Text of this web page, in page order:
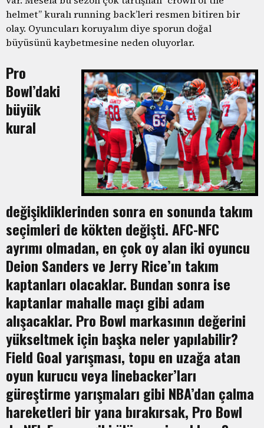
helmet” kuralı running back’leri resmen bitiren bir
olay. Oyuncuları koruyalım diye sporun doğal
büyüsünü kaybetmesine neden oluyorlar.
Pro
Bowl’daki
büyük
kural
değişikliklerinden sonra en sonunda takım
seçimleri de kökten değişti. AFC-NFC
ayrımı olmadan, en çok oy alan iki oyuncu
Deion Sanders ve Jerry Rice’ın takım
kaptanları olacaklar. Bundan sonra ise
kaptanlar mahalle maçı gibi adam
alışacaklar. Pro Bowl markasının değerini
yükseltmek için başka neler yapılabilir?
Field Goal yarışması, topu en uzağa atan
oyun kurucu veya linebacker’ları
güreştirme yarışmaları gibi NBA’dan çalma
hareketleri bir yana bırakırsak, Pro Bowl